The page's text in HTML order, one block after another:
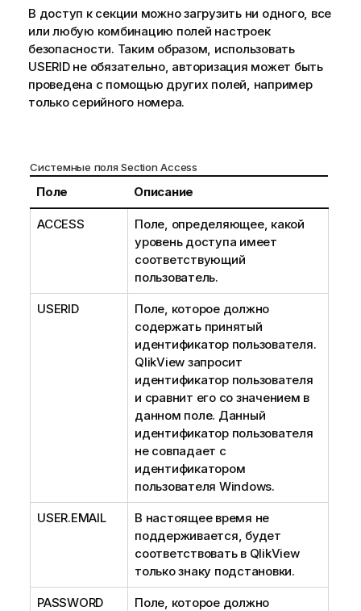
В доступ к секции можно загрузить ни одного, все
или любую комбинацию полей настроек
безопасности. Таким образом, использовать
USERID не обязательно, авторизация может быть
проведена с помощью других полей, например
только серийного номера.
Системные поля Section Access
Поле Описание
ACCESS
Поле, определяющее, какой
уровень доступа имеет
соответствующий
пользователь.
USERID
Поле, которое должно
содержать принятый
идентификатор пользователя.
QlikView запросит
идентификатор пользователя
и сравнит его со значением в
данном поле. Данный
идентификатор пользователя
не совпадает с
идентификатором
пользователя Windows.
USER.EMAIL
В настоящее время не
поддерживается, будет
соответствовать в QlikView
только знаку подстановки.
PASSWORD
Поле, которое должно